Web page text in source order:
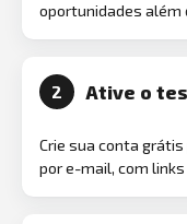
oportunidades além
2 Ative o
Crie sua conta
por e-mail, com